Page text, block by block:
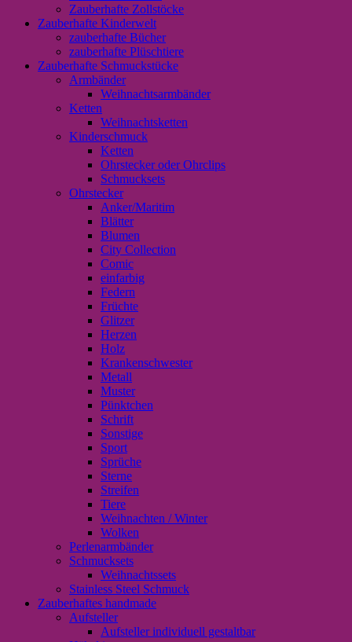
Zauberhafte Zollstöcke
Zauberhafte Kinderwelt
zauberhafte Bücher
zauberhafte Plüschtiere
Zauberhafte Schmuckstücke
Armbänder
Weihnachtsarmbänder
Ketten
Weihnachtsketten
Kinderschmuck
Ketten
Ohrstecker oder Ohrclips
Schmucksets
Ohrstecker
Anker/Maritim
Blätter
Blumen
City Collection
Comic
einfarbig
Federn
Früchte
Glitzer
Herzen
Holz
Krankenschwester
Metall
Muster
Pünktchen
Schrift
Sonstige
Sport
Sprüche
Sterne
Streifen
Tiere
Weihnachten / Winter
Wolken
Perlenarmbänder
Schmucksets
Weihnachtssets
Stainless Steel Schmuck
Zauberhaftes handmade
Aufsteller
Aufsteller individuell gestaltbar